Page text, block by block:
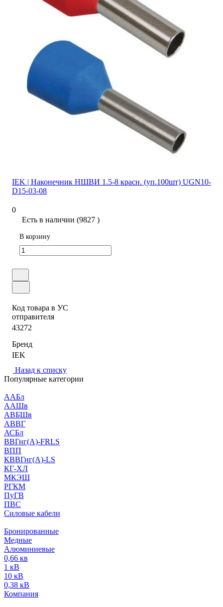
IEK | Наконечник НШВИ 1.5-8 красн. (уп.100шт) UGN10-
D15-03-08
0
Есть в наличии (9827 )
В корзину
Код товара в УС
отправителя
43272
Бренд
IEK
Назад к списку
Популярные категории
ААБл
ААШв
АВБШв
АВВГ
АСБл
ВВГнг(А)-FRLS
ВПП
КВВГнг(А)-LS
КГ-ХЛ
МКЭШ
РГКМ
ПуГВ
ПВС
Силовые кабели
Бронированные
Медные
Алюминиевые
0,66 кв
1 кВ
10 кВ
0,38 кВ
Компания